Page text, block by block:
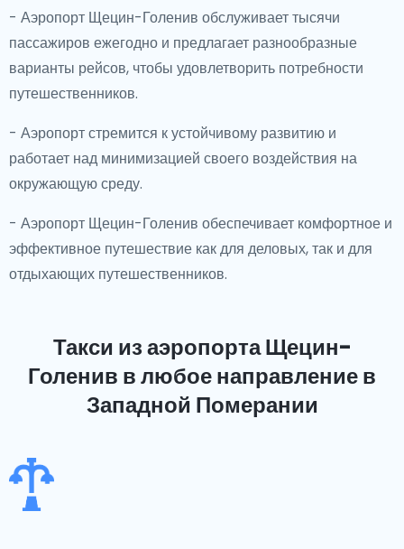
- Аэропорт Щецин-Голенив обслуживает тысячи
пассажиров ежегодно и предлагает разнообразные
варианты рейсов, чтобы удовлетворить потребности
путешественников.
- Аэропорт стремится к устойчивому развитию и
работает над минимизацией своего воздействия на
окружающую среду.
- Аэропорт Щецин-Голенив обеспечивает комфортное и
эффективное путешествие как для деловых, так и для
отдыхающих путешественников.
Такси из аэропорта Щецин-
Голенив в любое направление в
Западной Померании